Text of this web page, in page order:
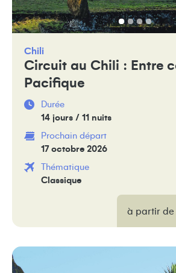
Chili
Circuit au Chili : Entre
Pacifique
Durée
14 jours / 11 nuits
Prochain départ
17 octobre 2026
Thématique
Classique
à partir de